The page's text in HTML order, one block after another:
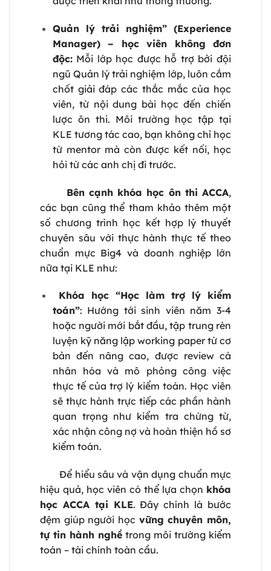
Quản lý trải nghiệm” (Experience
Manager) – học viên không đơn
độc:Mỗi lớp học được hỗ trợ bởi đội
ngũ Quản lý trải nghiệm lớp, luôn cắm
chốt giải đáp các thắc mắc của học
viên, từ nội dung bài học đến chiến
lược ôn thi. Môi trường học tập tại
KLE tương tác cao, bạn không chỉ học
từ mentor mà còn được kết nối, học
hỏi từ các anh chị đi trước.
Bên cạnh khóa học ôn thi ACCA,
các bạn cũng thể tham khảo thêm một
số chương trình học kết hợp lý thuyết
chuyên sâu với thực hành thực tế theo
chuẩn mực Big4 và doanh nghiệp lớn
nữa tại KLE như:
Khóa học “Học làm trợ lý kiểm
toán”: Hướng tới sinh viên năm 3-4
hoặc người mới bắt đầu, tập trung rèn
luyện kỹ năng lập working paper từ cơ
bản đến nâng cao, được review cá
nhân hóa và mô phỏng công việc
thực tế của trợ lý kiểm toán. Học viên
sẽ thực hành trực tiếp các phần hành
quan trọng như kiểm tra chứng từ,
xác nhận công nợ và hoàn thiện hồ sơ
kiểm toán.
Để hiểu sâu và vận dụng chuẩn mực
hiệu quả, học viên có thể lựa chọn khóa
học ACCA tại KLE. Đây chính là bước
đệm giúp người học vững chuyên môn,
tự tin hành nghề trong môi trường kiểm
toán – tài chính toàn cầu.